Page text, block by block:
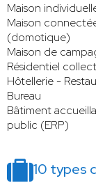
Maison
Maison
(domotique)
Maison de
Résidentiel
Hôtellerie -
Bureau
Bâtiment
public (ERP)
10 types